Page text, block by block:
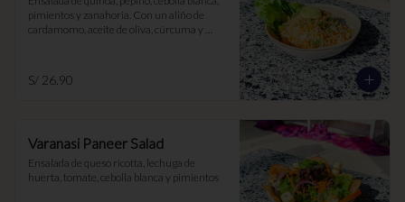
pimientos y zanahoria. Con un aliño de
cardamomo, aceite de oliva, cúrcuma y
S/ 26.90
Varanasi Paneer Salad
Ensalada de queso ricotta, lechuga de
huerta, tomate, cebolla blanca y pimientos